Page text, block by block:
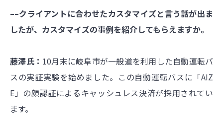
––クライアントに合わせたカスタマイズと言う話が出ま
したが、カスタマイズの事例を紹介してもらえますか。
藤澤氏： 10月末に岐阜市が一般道を利用した自動運転バ
スの実証実験を始めました。この自動運転バスに「AIZ
E」の顔認証によるキャッシュレス決済が採用されてい
ます。